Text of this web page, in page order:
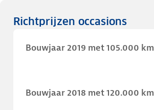
Richtprijzen occasions
Bouwjaar 2019 met 105.000 km
Bouwjaar 2018 met 120.000 km